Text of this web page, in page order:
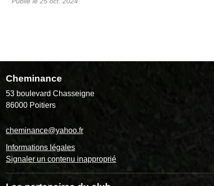
Cheminance
53 boulevard Chasseigne
86000 Poitiers
cheminance@yahoo.fr
Informations légales
Signaler un contenu inapproprié